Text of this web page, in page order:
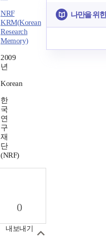
NRF
KRM(Korean
Research
Memory)
2009
년
Korean
한
국
연
구
재
단
(NRF)
0
내보내기
나만을 위